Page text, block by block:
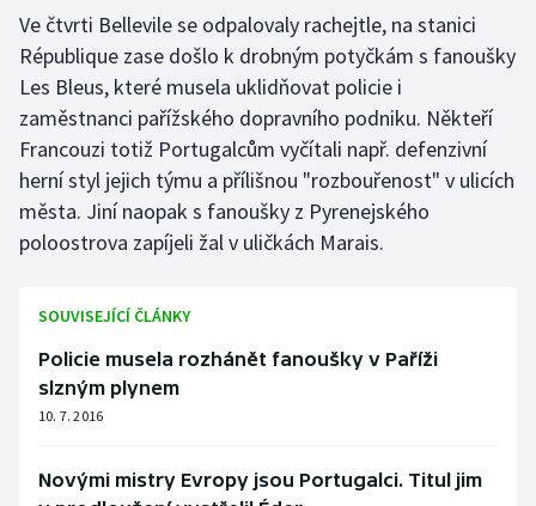
Triatlon
Veslování
Vodní slalom
Volejbal
Ve čtvrti Bellevile se odpalovaly rachejtle, na stanici
République zase došlo k drobným potyčkám s fanoušky
Les Bleus, které musela uklidňovat policie i
zaměstnanci pařížského dopravního podniku. Někteří
Francouzi totiž Portugalcům vyčítali např. defenzivní
herní styl jejich týmu a přílišnou "rozbouřenost" v ulicích
města. Jiní naopak s fanoušky z Pyrenejského
poloostrova zapíjeli žal v uličkách Marais.
SOUVISEJÍCÍ ČLÁNKY
Policie musela rozhánět fanoušky v Paříži
slzným plynem
10. 7. 2016
Novými mistry Evropy jsou Portugalci. Titul jim